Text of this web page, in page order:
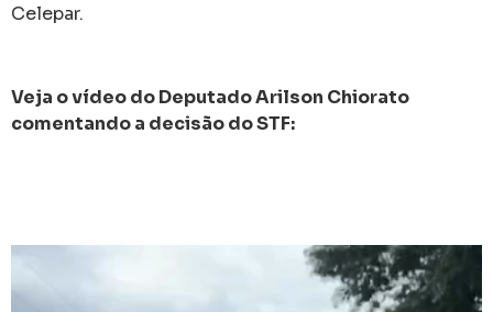
Celepar.
Veja o vídeo do Deputado Arilson Chiorato
comentando a decisão do STF: